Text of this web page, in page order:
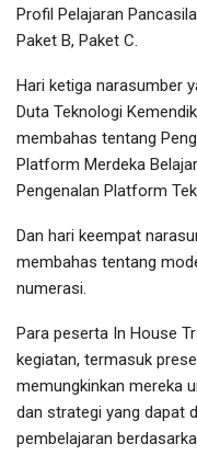
Profil Pelajaran
Paket B, Paket C.
Hari ketiga narasumber
Duta Teknologi
membahas tentang
Platform Merdeka
Pengenalan Platform
Dan hari keempat
membahas tentang
numerasi.
Para peserta In House
kegiatan, termasuk
memungkinkan mereka
dan strategi yang dapat
pembelajaran